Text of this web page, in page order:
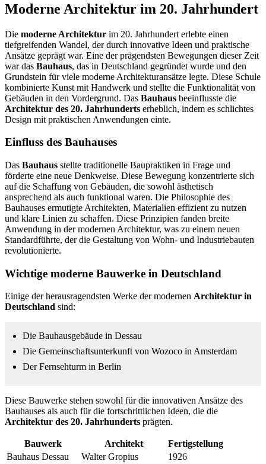
Moderne Architektur im 20. Jahrhundert
Die moderne Architektur im 20. Jahrhundert erlebte einen
tiefgreifenden Wandel, der durch innovative Ideen und praktische
Ansätze geprägt war. Eine der prägendsten Bewegungen dieser Zeit
war das Bauhaus, das in Deutschland gegründet wurde und den
Grundstein für viele moderne Architekturansätze legte. Diese Schule
kombinierte Kunst mit Handwerk und stellte die Funktionalität von
Gebäuden in den Vordergrund. Das Bauhaus beeinflusste die
Architektur des 20. Jahrhunderts erheblich, indem es schlichtes
Design mit praktischen Anwendungen einte.
Einfluss des Bauhauses
Das Bauhaus stellte traditionelle Baupraktiken in Frage und
förderte eine neue Denkweise. Diese Bewegung konzentrierte sich
auf die Schaffung von Gebäuden, die sowohl ästhetisch
ansprechend als auch funktional waren. Die Philosophie des
Bauhauses ermutigte Architekten, Materialien effizient zu nutzen
und klare Linien zu schaffen. Diese Prinzipien fanden breite
Anwendung in der modernen Architektur, was zu einem neuen
Standardführte, der die Gestaltung von Wohn- und Industriebauten
revolutionierte.
Wichtige moderne Bauwerke in Deutschland
Einige der herausragendsten Werke der modernen Architektur in
Deutschland sind:
Die Bauhausgebäude in Dessau
Die Gemeinschaftsunterkunft von Wozoco in Amsterdam
Der Fernsehturm in Berlin
Diese Bauwerke stehen sowohl für die innovativen Ansätze des
Bauhauses als auch für die fortschrittlichen Ideen, die die
Architektur des 20. Jahrhunderts prägten.
Bauwerk Architekt
Fertigstellung
Bauhaus Dessau
Walter Gropius
1926